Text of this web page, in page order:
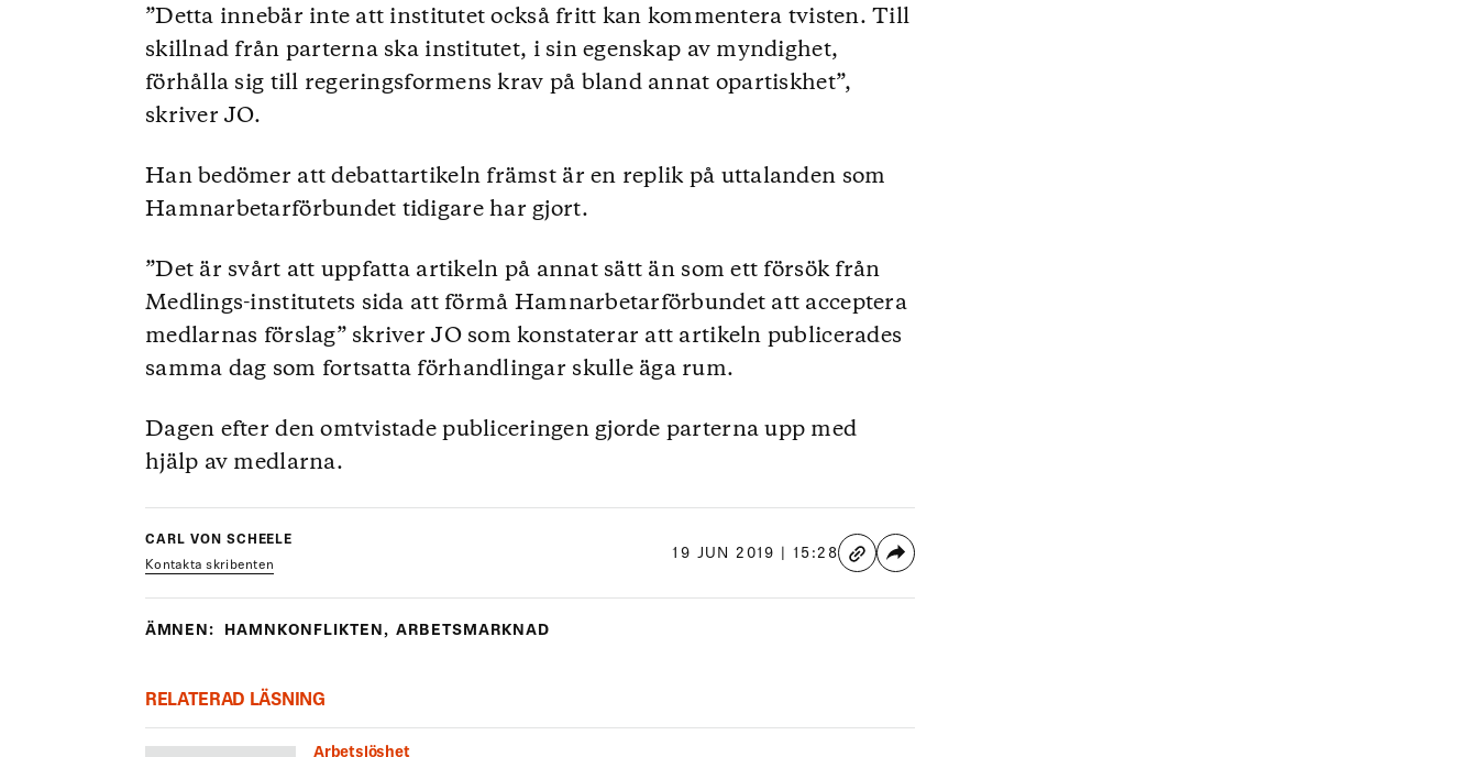
”Detta innebär inte att institutet också fritt kan kommentera tvisten. Till
skillnad från parterna ska institutet, i sin egenskap av myndighet,
förhålla sig till regeringsformens krav på bland annat opartiskhet”,
skriver JO.
Han bedömer att debattartikeln främst är en replik på uttalanden som
Hamnarbetarförbundet tidigare har gjort.
”Det är svårt att uppfatta artikeln på annat sätt än som ett försök från
Medlings-institutets sida att förmå Hamnarbetarförbundet att acceptera
medlarnas förslag” skriver JO som konstaterar att artikeln publicerades
samma dag som fortsatta förhandlingar skulle äga rum.
Dagen efter den omtvistade publiceringen gjorde parterna upp med
hjälp av medlarna.
CARL VON SCHEELE
Kontakta skribenten
19 JUN 2019 | 15:28
ÄMNEN: HAMNKONFLIKTEN, ARBETSMARKNAD
RELATERAD LÄSNING
Arbetslöshet